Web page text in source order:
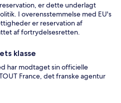
er dette underlagt
I overensstemmelse med EU's
er reservation af
af fortrydelsesretten.
klasse
har modtaget sin officielle
France, det franske agentur